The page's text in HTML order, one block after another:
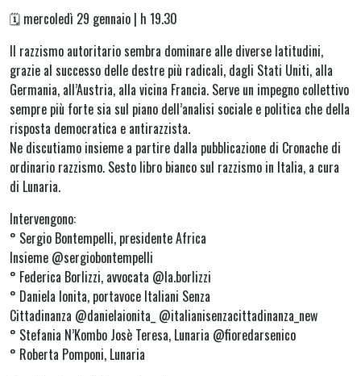
🗓️ mercoledì 29 gennaio | h 19.30
Il razzismo autoritario sembra dominare alle diverse latitudini,
grazie al successo delle destre più radicali, dagli Stati Uniti, alla
Germania, all’Austria, alla vicina Francia. Serve un impegno collettivo
sempre più forte sia sul piano dell’analisi sociale e politica che della
risposta democratica e antirazzista.
Ne discutiamo insieme a partire dalla pubblicazione di Cronache di
ordinario razzismo. Sesto libro bianco sul razzismo in Italia, a cura
di Lunaria.
Intervengono:
° Sergio Bontempelli, presidente Africa
Insieme @sergiobontempelli
° Federica Borlizzi, avvocata @la.borlizzi
° Daniela Ionita, portavoce Italiani Senza
Cittadinanza @danielaionita_ @italianisenzacittadinanza_new
° Stefania N’Kombo Josè Teresa, Lunaria @fioredarsenico
° Roberta Pomponi, Lunaria